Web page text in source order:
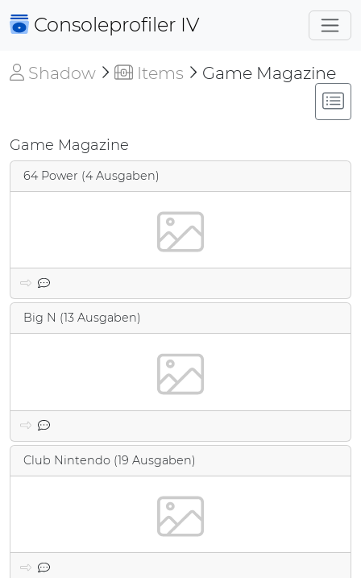
Consoleprofiler IV
Shadow Items Game Magazine
Game Magazine
64 Power (4 Ausgaben)
Big N (13 Ausgaben)
Club Nintendo (19 Ausgaben)